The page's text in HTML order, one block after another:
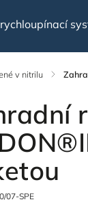
rychloupínací
v nitrilu /
07-SPE